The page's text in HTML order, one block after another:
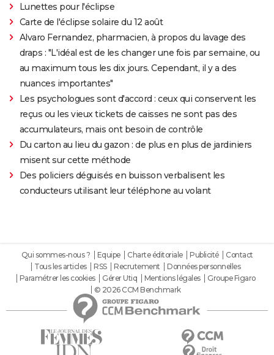
Lunettes pour l'éclipse
Carte de l'éclipse solaire du 12 août
Alvaro Fernandez, pharmacien, à propos du lavage des
draps : "L'idéal est de les changer une fois par semaine, ou
au maximum tous les dix jours. Cependant, il y a des
nuances importantes"
Les psychologues sont d'accord : ceux qui conservent les
reçus ou les vieux tickets de caisses ne sont pas des
accumulateurs, mais ont besoin de contrôle
Du carton au lieu du gazon : de plus en plus de jardiniers
misent sur cette méthode
Des policiers déguisés en buisson verbalisent les
conducteurs utilisant leur téléphone au volant
Qui sommes-nous ? Equipe Charte éditoriale Publicité
Contact
Tous les articles
RSS Recrutement
Données personnelles
Paramétrer les cookies
Gérer Utiq Mentions légales
Groupe Figaro
© 2026 CCM Benchmark